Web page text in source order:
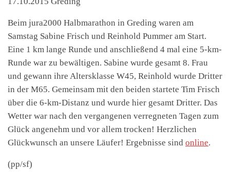
Beim jura2000 Halbmarathon in Greding waren am
Samstag Sabine Frisch und Reinhold Pummer am Start.
Eine 1 km lange Runde und anschließend 4 mal eine 5-km-
Runde war zu bewältigen. Sabine wurde gesamt 8. Frau
und gewann ihre Altersklasse W45, Reinhold wurde Dritter
in der M65. Gemeinsam mit den beiden startete Tim Frisch
über die 6-km-Distanz und wurde hier gesamt Dritter. Das
Wetter war nach den vergangenen verregneten Tagen zum
Glück angenehm und vor allem trocken! Herzlichen
Glückwunsch an unsere Läufer! Ergebnisse sind online.
(pp/sf)